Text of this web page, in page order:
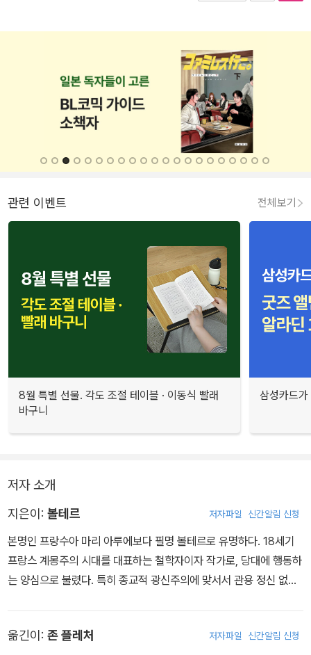
관련 이벤트 전체보기
8월 특별 선물. 각도 조절 테이블 · 이동식 빨래
바구니
삼성카드
저자 소개
지은이: 볼테르 저자파일 신간알림 신청
본명인 프랑수아 마리 아루에보다 필명 볼테르로 유명하다. 18세기
프랑스 계몽주의 시대를 대표하는 철학자이자 작가로, 당대에 행동하
는 양심으로 불렸다. 특히 종교적 광신주의에 맞서서 관용 정신 없이
옮긴이: 존 플레처 저자파일 신간알림 신청